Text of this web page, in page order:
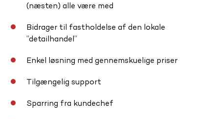
(næsten) alle være med
Bidrager til fastholdelse af den lokale
”detailhandel”
Enkel løsning med gennemskuelige priser
Tilgængelig support
Sparring fra kundechef